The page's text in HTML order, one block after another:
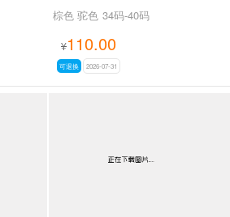
棕色 驼色 34码-40码
¥110.00
可退换 2026-07-31